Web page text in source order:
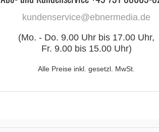
kundenservice@ebnermedia.de
(Mo. - Do. 9.00 Uhr bis 17.00 Uhr,
Fr. 9.00 bis 15.00 Uhr)
Alle Preise inkl. gesetzl. MwSt.